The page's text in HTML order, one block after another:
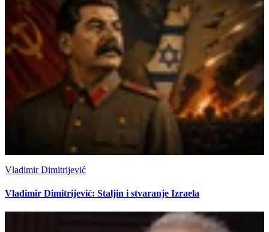
Vladimir Dimitrijević
Vladimir Dimitrijević: Staljin i stvaranje Izraela